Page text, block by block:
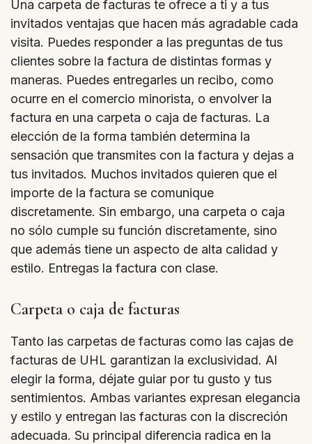
Una carpeta de facturas te ofrece a ti y a tus
invitados ventajas que hacen más agradable cada
visita. Puedes responder a las preguntas de tus
clientes sobre la factura de distintas formas y
maneras. Puedes entregarles un recibo, como
ocurre en el comercio minorista, o envolver la
factura en una carpeta o caja de facturas. La
elección de la forma también determina la
sensación que transmites con la factura y dejas a
tus invitados. Muchos invitados quieren que el
importe de la factura se comunique
discretamente. Sin embargo, una carpeta o caja
no sólo cumple su función discretamente, sino
que además tiene un aspecto de alta calidad y
estilo. Entregas la factura con clase.
Carpeta o caja de facturas
Tanto las carpetas de facturas como las cajas de
facturas de UHL garantizan la exclusividad. Al
elegir la forma, déjate guiar por tu gusto y tus
sentimientos. Ambas variantes expresan elegancia
y estilo y entregan las facturas con la discreción
adecuada. Su principal diferencia radica en la